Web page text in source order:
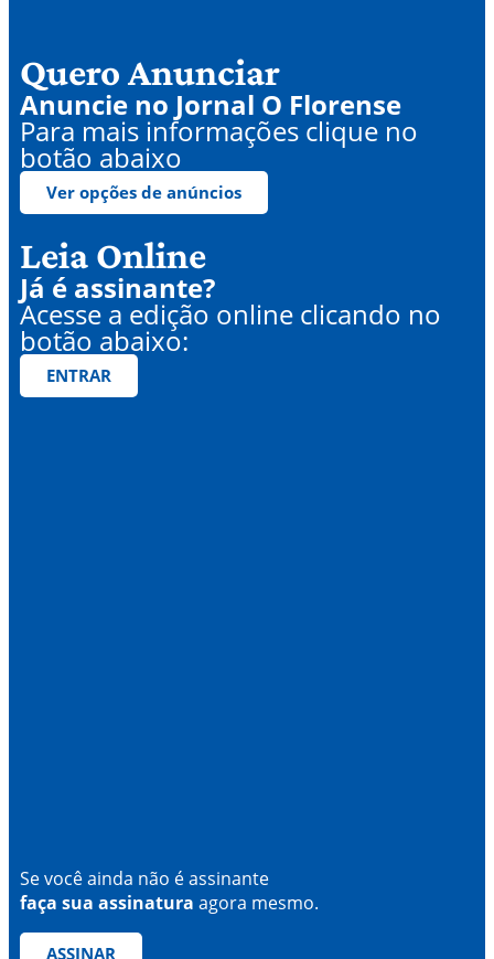
Quero Anunciar
Anuncie no Jornal O Florense
Para mais informações clique no
botão abaixo
Ver opções de anúncios
Leia Online
Já é assinante?
Acesse a edição online clicando no
botão abaixo:
ENTRAR
Se você ainda não é assinante
faça sua assinatura agora mesmo.
ASSINAR